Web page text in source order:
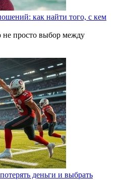
как найти того, с кем
не просто выбор между
деньги и выбрать